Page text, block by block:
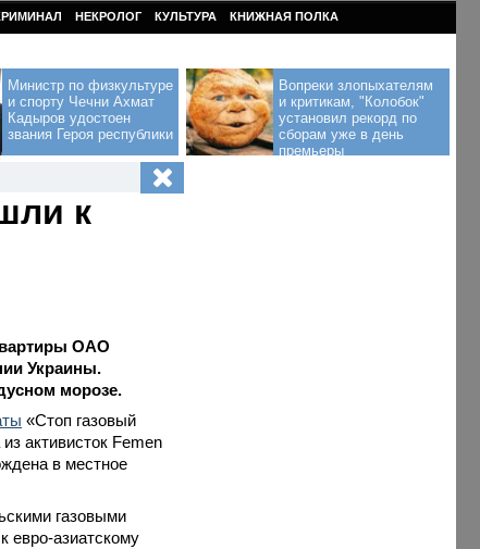
НЕКРОЛОГ КУЛЬТУРА КНИЖНАЯ ПОЛКА
Министр по физкультуре
и спорту Чечни Ахмат
Кадыров удостоен
звания Героя республики
Вопреки злопыхателям
и критикам, "Колобок"
установил рекорд по
сборам уже в день
премьеры
к
ОАО
Украины.
морозе.
«Стоп газовый
активисток Femen
в местное
газовыми
евро-азиатскому